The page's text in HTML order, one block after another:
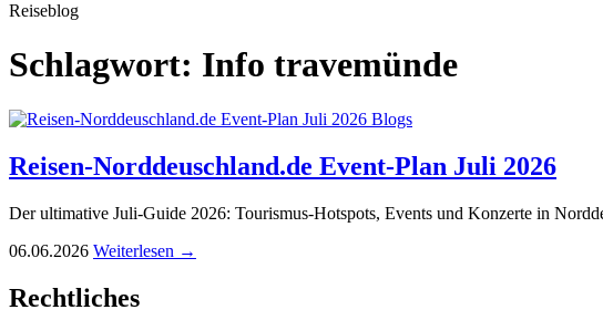
Reiseblog
Schlagwort: Info travemünde
Blogs
Reisen-Norddeuschland.de Event-Plan Juli 2026
Der ultimative Juli-Guide 2026: Tourismus-Hotspots, Events und Konzerte in
06.06.2026 Weiterlesen →
Rechtliches